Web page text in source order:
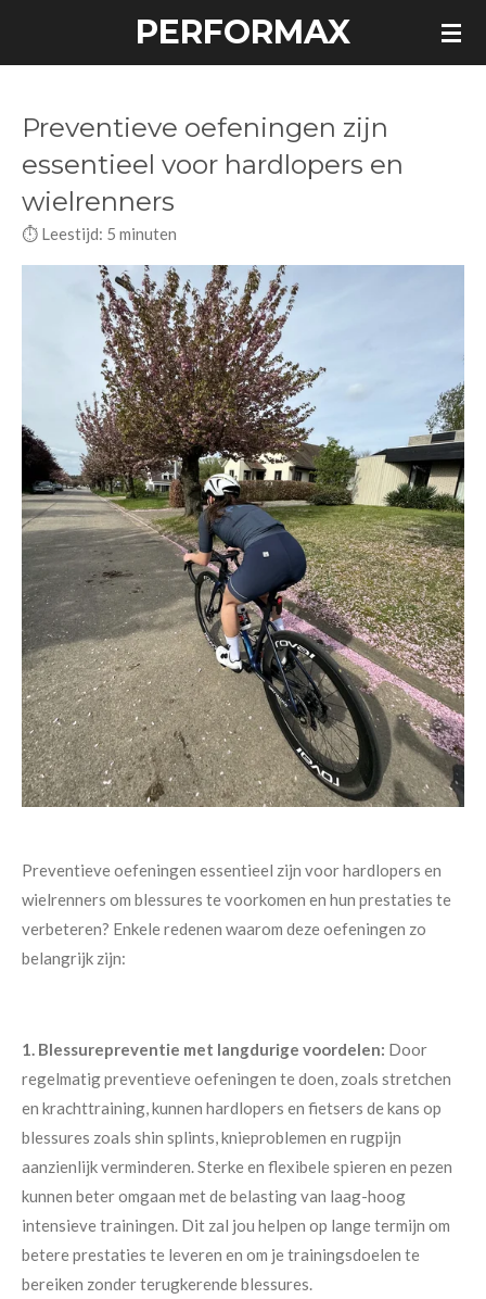
hoofdinhoud
PERFORMAX
Preventieve oefeningen zijn
essentieel voor hardlopers en
wielrenners
⏱️ Leestijd: 5 minuten
Preventieve oefeningen essentieel zijn voor hardlopers en
wielrenners om blessures te voorkomen en hun prestaties te
verbeteren? Enkele redenen waarom deze oefeningen zo
belangrijk zijn:
1. Blessurepreventie met langdurige voordelen: Door
regelmatig preventieve oefeningen te doen, zoals stretchen
en krachttraining, kunnen hardlopers en fietsers de kans op
blessures zoals shin splints, knieproblemen en rugpijn
aanzienlijk verminderen. Sterke en flexibele spieren en pezen
kunnen beter omgaan met de belasting van laag-hoog
intensieve trainingen. Dit zal jou helpen op lange termijn om
betere prestaties te leveren en om je trainingsdoelen te
bereiken zonder terugkerende blessures.